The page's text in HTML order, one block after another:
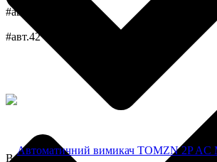
В наявності
#авт.42
#авт.37